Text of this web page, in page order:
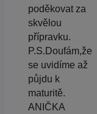
poděkovat za
skvělou
přípravku.
P.S.Doufám,že
se uvidíme až
půjdu k
maturitě.
ANIČKA